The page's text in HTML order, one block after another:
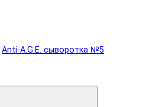
Anti-A.G.E. cыворотка №5